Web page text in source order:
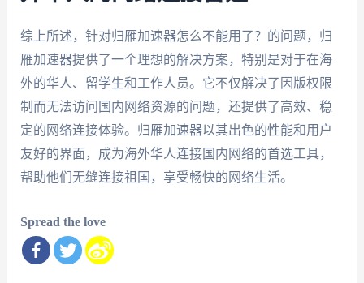
综上所述，针对归雁加速器怎么不能用了？的问题，归
雁加速器提供了一个理想的解决方案，特别是对于在海
外的华人、留学生和工作人员。它不仅解决了因版权限
制而无法访问国内网络资源的问题，还提供了高效、稳
定的网络连接体验。归雁加速器以其出色的性能和用户
友好的界面，成为海外华人连接国内网络的首选工具，
帮助他们无缝连接祖国，享受畅快的网络生活。
Spread the love